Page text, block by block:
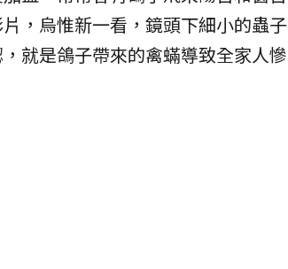
，烏惟新一看，鏡頭下細小的蟲子
就是鴿子帶來的禽蟎導致全家人慘